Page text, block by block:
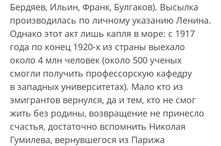
Бердяев, Ильин, Франк, Булгаков). Высылка
производилась по личному указанию Ленина.
Однако этот акт лишь капля в море: с 1917
года по конец 1920-х из страны выехало
около 4 млн человек (около 500 ученых
смогли получить профессорскую кафедру
в западных университетах). Мало кто из
эмигрантов вернулся, да и тем, кто не смог
жить без родины, возвращение не принесло
счастья, достаточно вспомнить Николая
Гумилева, вернувшегося из Парижа